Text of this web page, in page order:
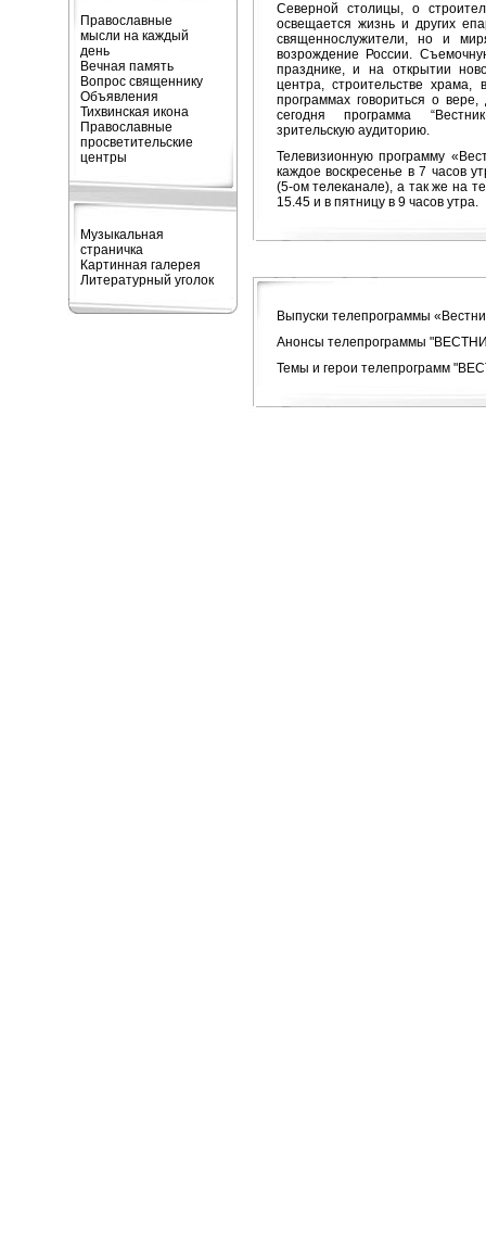
Православные
мысли на каждый
день
Вечная память
Вопрос священнику
Объявления
Тихвинская икона
Православные
просветительские
центры
Музыкальная
страничка
Картинная галерея
Литературный уголок
Северной столицы, о
освещается жизнь и других
священнослужители, но и
возрождение России.
празднике, и на открытии
центра, строительстве
программах говориться о
сегодня программа
зрительскую аудиторию.
Телевизионную программу
каждое воскресенье в 7 часов
(5-ом телеканале), а так же на
15.45 и в пятницу в 9 часов утра.
Выпуски телепрограммы
Анонсы телепрограммы
Темы и герои телепрограмм